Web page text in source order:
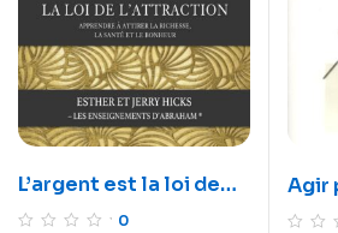
L’argent est la loi de
l’attraction:
0
Agir
–